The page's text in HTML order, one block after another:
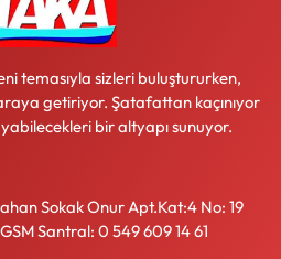
temasıyla sizleri buluştururken,
getiriyor. Şatafattan kaçınıyor
bir altyapı sunuyor.
Sokak Onur Apt.Kat:4 No: 19
Santral: 0 549 609 14 61